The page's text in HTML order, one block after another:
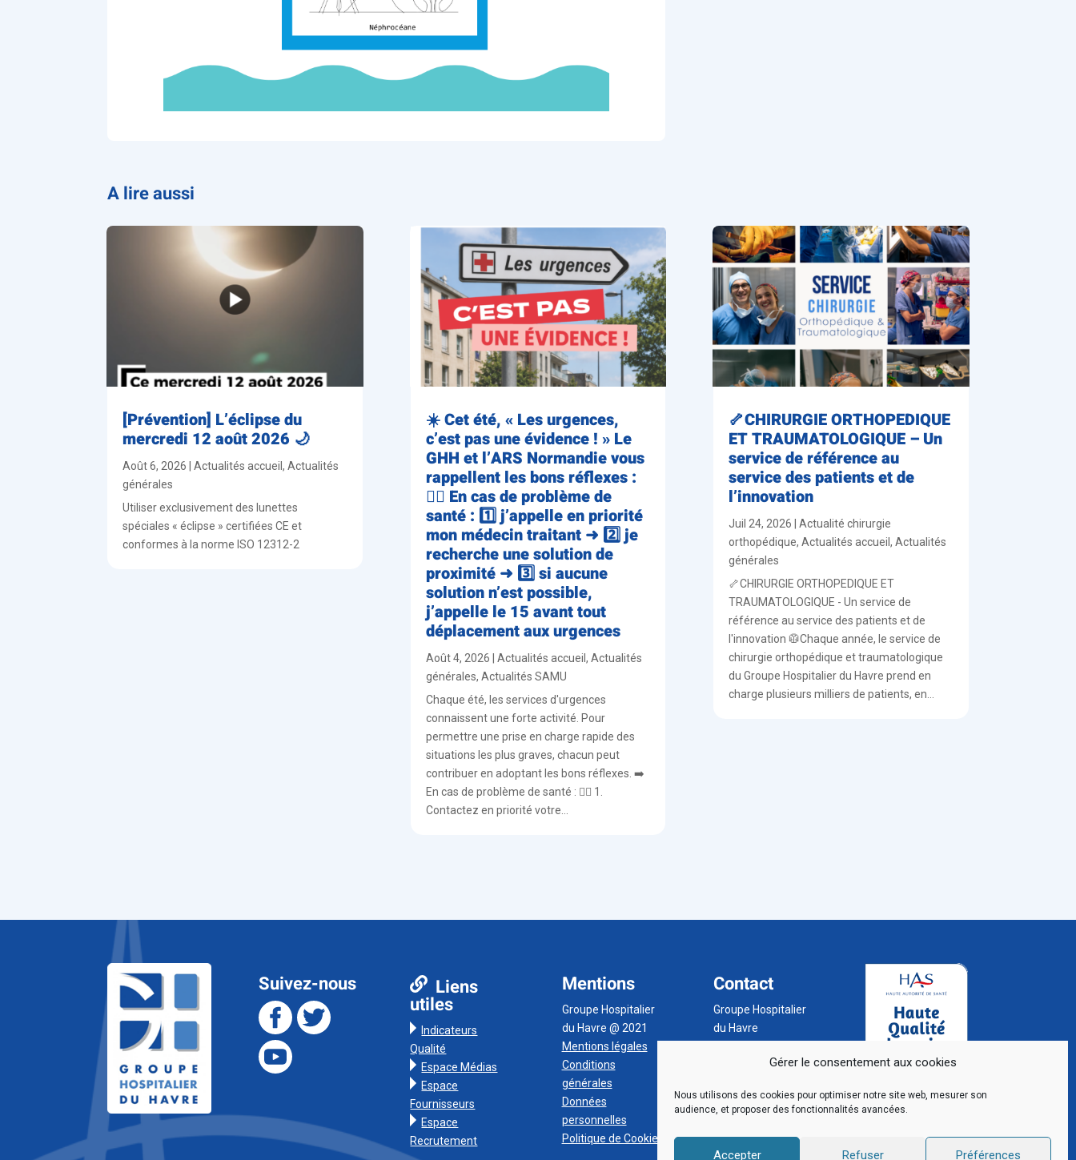
Gérer le consentement aux cookies
Nous utilisons des cookies pour optimiser notre site web, mesurer son
audience, et proposer des fonctionnalités avancées.
Accepter Refuser Préférences
A lire aussi
[Prévention] L’éclipse du
mercredi 12 août 2026 🌙
Août 6, 2026 |Actualités accueil,Actualités
générales
Utiliser exclusivement des lunettes
spéciales « éclipse » certifiées CE et
conformes à la norme ISO 12312-2
☀️ Cet été, « Les urgences,
c’est pas une évidence ! » Le
GHH et l’ARS Normandie vous
rappellent les bons réflexes :
👨‍⚕️ En cas de problème de
santé : 1️⃣ j’appelle en priorité
mon médecin traitant ➜ 2️⃣ je
recherche une solution de
proximité ➜ 3️⃣ si aucune
solution n’est possible,
j’appelle le 15 avant tout
déplacement aux urgences
Août 4, 2026 Actualités accueil , Actualités
générales, Actualités SAMU
Chaque été, les services d'urgences
connaissent une forte activité. Pour
permettre une prise en charge rapide des
situations les plus graves, chacun peut
contribuer en adoptant les bons réflexes. ➡️
En cas de problème de santé : 👨‍⚕️ 1.
Contactez en priorité votre...
🦴CHIRURGIE ORTHOPEDIQUE
ET TRAUMATOLOGIQUE – Un
service de référence au
service des patients et de
l’innovation
Juil 24, 2026
Actualité chirurgie
orthopédique, Actualités accueil , Actualités
générales
🦴CHIRURGIE ORTHOPEDIQUE ET
TRAUMATOLOGIQUE - Un service de
référence au service des patients et de
l'innovation 🥼Chaque année, le service de
chirurgie orthopédique et traumatologique
du Groupe Hospitalier du Havre prend en
charge plusieurs milliers de patients, en...
Suivez-nous Liens
utiles
Indicateurs
Qualité
Espace Médias
Espace
Fournisseurs
Espace
Recrutement
Mentions
Groupe Hospitalier
du Havre @ 2021
Mentions légales
Conditions
générales
Données
personnelles
Politique de Cookies
Contact
Groupe Hospitalier
du Havre
76 083 Le Havre
02 32 73 32 32